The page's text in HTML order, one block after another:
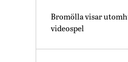
Bromölla visar
videospel